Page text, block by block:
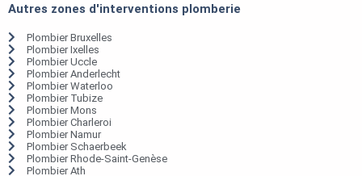
Autres zones d'interventions plomberie
Plombier Bruxelles
Plombier Ixelles
Plombier Uccle
Plombier Anderlecht
Plombier Waterloo
Plombier Tubize
Plombier Mons
Plombier Charleroi
Plombier Namur
Plombier Schaerbeek
Plombier Rhode-Saint-Genèse
Plombier Ath